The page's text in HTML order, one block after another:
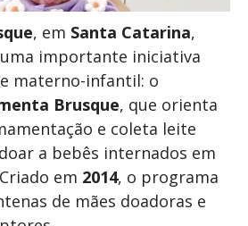
, em Santa Catarina,
importante iniciativa
materno-infantil: o
Brusque, que orienta
e coleta leite
a bebês internados em
em 2014, o programa
de mães doadoras e